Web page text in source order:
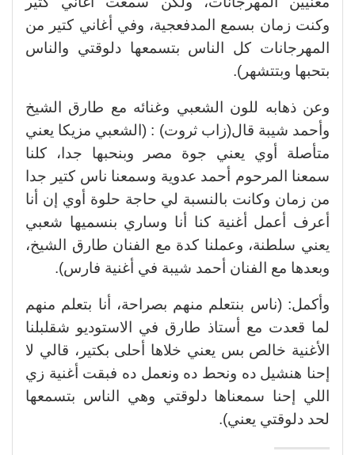
وكنت زمان بسمع المدفعجية، وفي أغاني كتير من
المهرجانات كل الناس بتسمعها دلوقتي والناس
بتحبها وبتتشهر).
وعن ذهابه للون الشعبي وغنائه مع طارق الشيخ
وأحمد شيبة قال(زاب ثروت) : (الشعبي مزيكا يعني
متأصلة أوي يعني جوة مصر وبنحبها جدا، كلنا
سمعنا المرحوم أحمد عدوية وسمعنا ناس كتير جدا
من زمان وكانت بالنسبة لي حاجة حلوة أوي إن أنا
أعرف أعمل أغنية كنا أنا وساري بنسميها شعبي
يعني سلطنة، وعملنا كدة مع الفنان طارق الشيخ،
وبعدها مع الفنان أحمد شيبة في أغنية فارس).
وأكمل: (ناس بنتعلم منهم بصراحة، أنا بتعلم منهم
لما قعدت مع أستاذ طارق في الاستوديو شقلبلنا
الأغنية خالص بس يعني خلاها أحلى بكتير، قالي لا
إحنا هنشيل ده ونحط ده ونعمل ده فبقت أغنية زي
اللي إحنا سمعناها دلوقتي وهي الناس بتسمعها
لحد دلوقتي يعني).